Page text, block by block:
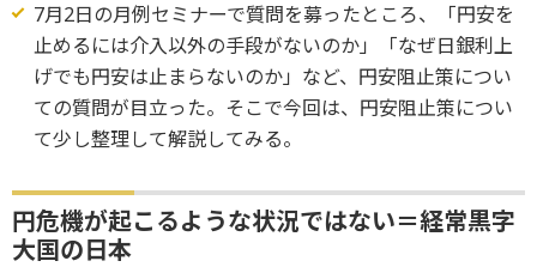
7月2日の月例セミナーで質問を募ったところ、「円安を
止めるには介入以外の手段がないのか」「なぜ日銀利上
げでも円安は止まらないのか」など、円安阻止策につい
ての質問が目立った。そこで今回は、円安阻止策につい
て少し整理して解説してみる。
円危機が起こるような状況ではない＝経常黒字
大国の日本